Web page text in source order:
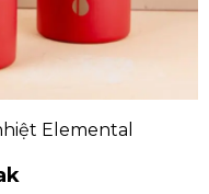
Elemental